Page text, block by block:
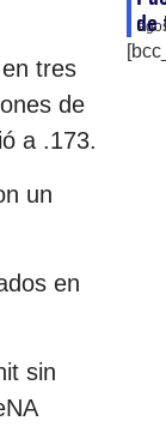
tres
de
a .173.
un
en
sin
de